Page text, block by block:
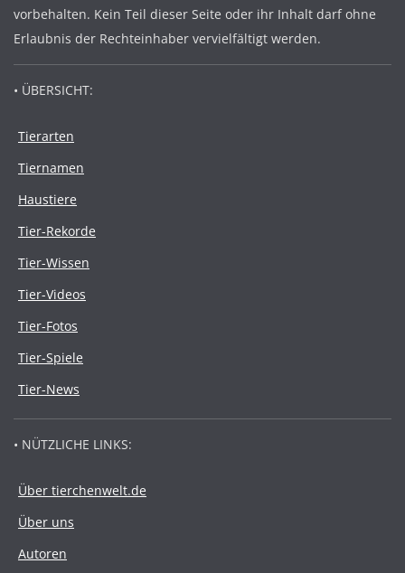
vorbehalten. Kein Teil dieser Seite oder ihr Inhalt darf ohne
Erlaubnis der Rechteinhaber vervielfältigt werden.
• ÜBERSICHT:
Tierarten
Tiernamen
Haustiere
Tier-Rekorde
Tier-Wissen
Tier-Videos
Tier-Fotos
Tier-Spiele
Tier-News
• NÜTZLICHE LINKS:
Über tierchenwelt.de
Über uns
Autoren